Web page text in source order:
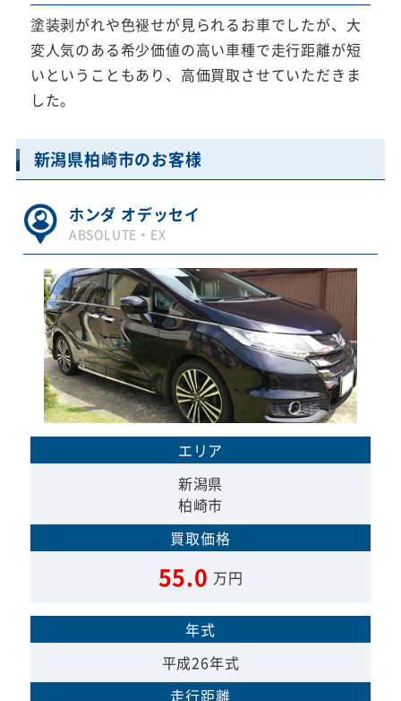
塗装剥がれや色褪せが見られるお車でしたが、大
変人気のある希少価値の高い車種で走行距離が短
いということもあり、高価買取させていただきま
した。
新潟県柏崎市のお客様
ホンダ オデッセイ
ABSOLUTE・EX
エリア
新潟県
柏崎市
買取価格
55.0 万円
年式
平成26年式
走行距離